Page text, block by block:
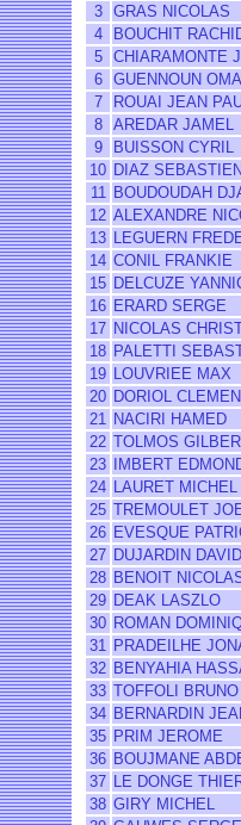
3
GRAS NICOLAS
4
BOUCHIT
5
CHIARAMONTE
6
GUENNOUN
7
ROUAI JEAN
8
AREDAR JAMEL
9
BUISSON CYRIL
10 DIAZ SEBASTIEN
11 BOUDOUDAH
12 ALEXANDRE
13 LEGUERN
14 CONIL FRANKIE
15 DELCUZE
16 ERARD SERGE
17 NICOLAS
18 PALETTI
19 LOUVRIEE MAX
20 DORIOL
21 NACIRI HAMED
22 TOLMOS
23
IMBERT
24 LAURET MICHEL
25 TREMOULET
26 EVESQUE
27 DUJARDIN DAVID
28 BENOIT
29 DEAK LASZLO
30 ROMAN
31 PRADEILHE
32 BENYAHIA
33 TOFFOLI BRUNO
34 BERNARDIN
35 PRIM JEROME
36 BOUJMANE
37 LE DONGE
38 GIRY MICHEL